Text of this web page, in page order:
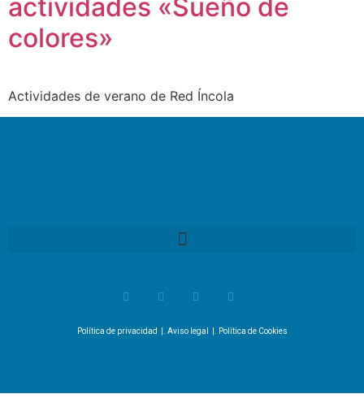
actividades «Sueño de
colores»
Actividades de verano de Red Íncola
Política de privacidad Aviso legal Política de Cookies